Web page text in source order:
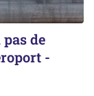
de
-